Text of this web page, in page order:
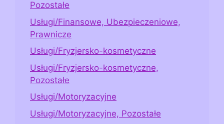
Pozostałe
Usługi/Finansowe, Ubezpieczeniowe,
Prawnicze
Usługi/Fryzjersko-kosmetyczne
Usługi/Fryzjersko-kosmetyczne,
Pozostałe
Usługi/Motoryzacyjne
Usługi/Motoryzacyjne, Pozostałe